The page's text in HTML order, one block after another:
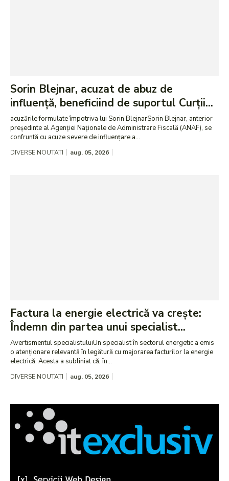
Sorin Blejnar, acuzat de abuz de
influență, beneficiind de suportul Curții...
acuzările formulate împotriva lui Sorin BlejnarSorin Blejnar, anterior
președinte al Agenției Naționale de Administrare Fiscală (ANAF), se
confruntă cu acuze severe de influențare a...
DIVERSE NOUTATI aug. 05, 2026
Factura la energie electrică va crește:
Îndemn din partea unui specialist...
Avertismentul specialistuluiUn specialist în sectorul energetic a emis
o atenționare relevantă în legătură cu majorarea facturilor la energie
electrică. Acesta a subliniat că, în...
DIVERSE NOUTATI aug. 05, 2026